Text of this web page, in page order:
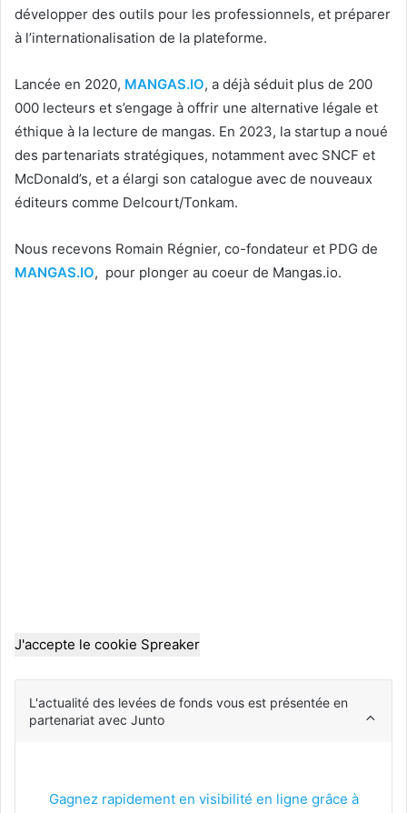
développer des outils pour les professionnels, et préparer
à l’internationalisation de la plateforme.
Lancée en 2020, MANGAS.IO, a déjà séduit plus de 200
000 lecteurs et s’engage à offrir une alternative légale et
éthique à la lecture de mangas. En 2023, la startup a noué
des partenariats stratégiques, notamment avec SNCF et
McDonald’s, et a élargi son catalogue avec de nouveaux
éditeurs comme Delcourt/Tonkam.
Nous recevons Romain Régnier, co-fondateur et PDG de
MANGAS.IO, pour plonger au coeur de Mangas.io.
J'accepte le cookie Spreaker
L'actualité des levées de fonds vous est présentée en
partenariat avec Junto
Gagnez rapidement en visibilité en ligne grâce à